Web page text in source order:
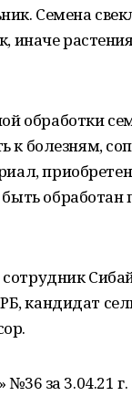
Семена
иначе
обработки
к болезням,
кандидат
№36 за 3.04.21 г.